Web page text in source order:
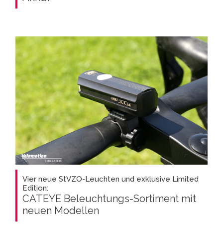
Vier neue StVZO-Leuchten und exklusive Limited
Edition:
CATEYE Beleuchtungs-Sortiment mit
neuen Modellen